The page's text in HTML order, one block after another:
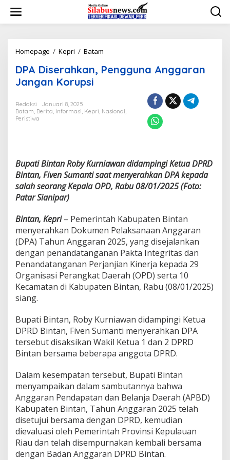
w
Homepage / Kepri / Batam
A
r
n
,
P
e
g
u
n
a
A
n
g
a
n
J
a
n
g
n
K
r
u
p
s
i
DPA Diserahkan, Pengguna Anggaran
Jangan Korupsi
Redaksi
Januari 8, 2025
Batam, Berita, Informasi, Kepri, Nasional,
Peristiwa
Bupati Bintan Roby Kurniawan didampingi Ketua DPRD
Bintan, Fiven Sumanti saat menyerahkan DPA kepada
salah seorang Kepala OPD, Rabu 08/01/2025 (Foto:
Patar Sianipar)
Bintan, Kepri– Pemerintah Kabupaten Bintan
menyerahkan Dokumen Pelaksanaan Anggaran
(DPA) Tahun Anggaran 2025, yang disejalankan
dengan penandatanganan Pakta Integritas dan
Penandatanganan Perjanjian Kinerja kepada 29
Organisasi Perangkat Daerah (OPD) serta 10
Kecamatan di Kabupaten Bintan, Rabu (08/01/2025)
siang.
Bupati Bintan, Roby Kurniawan didampingi Ketua
DPRD Bintan, Fiven Sumanti menyerahkan DPA
tersebut disaksikan Wakil Ketua 1 dan 2 DPRD
Bintan bersama beberapa anggota DPRD.
Dalam kesempatan tersebut, Bupati Bintan
menyampaikan dalam sambutannya bahwa
Anggaran Pendapatan dan Belanja Daerah (APBD)
Kabupaten Bintan, Tahun Anggaran 2025 telah
disetujui bersama dengan DPRD, kemudian
dievaluasi oleh Pemerintah Provinsi Kepulauan
Riau dan telah disempurnakan kembali bersama
dengan Badan Anggaran DPRD Bintan.